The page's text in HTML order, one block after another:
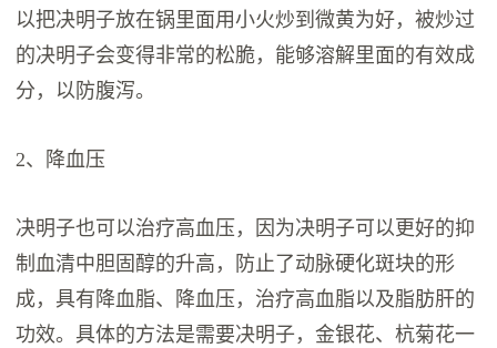
以把决明子放在锅里面用小火炒到微黄为好，被炒过
的决明子会变得非常的松脆，能够溶解里面的有效成
分，以防腹泻。
2、降血压
决明子也可以治疗高血压，因为决明子可以更好的抑
制血清中胆固醇的升高，防止了动脉硬化斑块的形
成，具有降血脂、降血压，治疗高血脂以及脂肪肝的
功效。具体的方法是需要决明子，金银花、杭菊花一